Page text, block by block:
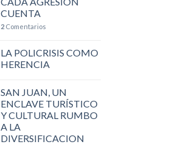
CUENTA
2Comentarios
LA POLICRISIS COMO
HERENCIA
SAN JUAN, UN
ENCLAVE TURÍSTICO
Y CULTURAL RUMBO
A LA
DIVERSIFICACION